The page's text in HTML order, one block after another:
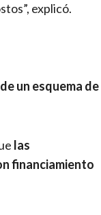
explicó.
un esquema de
las
financiamiento